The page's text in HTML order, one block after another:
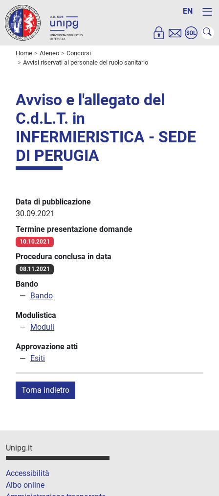
EN
Home Ateneo
Concorsi
Avvisi riservati al personale del ruolo sanitario
Avviso e l'allegato del
C.d.L.T. in
INFERMIERISTICA - SEDE
DI PERUGIA
Data di pubblicazione
30.09.2021
Termine presentazione domande
10.10.2021
Procedura conclusa in data
08.11.2021
Bando
Bando
Modulistica
Moduli
Approvazione atti
Esiti
Torna indietro
Unipg.it
Accessibilità
Albo online